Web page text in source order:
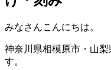
みなさんこんにちは。
神奈川県相模原市・山
す。